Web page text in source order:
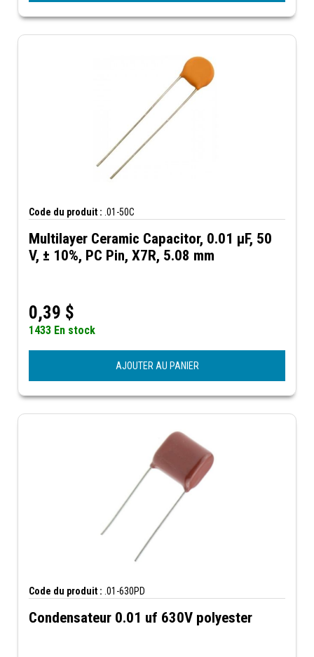
Code du produit : .01-50C
Multilayer Ceramic Capacitor, 0.01 µF, 50
V, ± 10%, PC Pin, X7R, 5.08 mm
0,39 $
1433 En stock
AJOUTER AU PANIER
Code du produit : .01-630PD
Condensateur 0.01 uf 630V polyester